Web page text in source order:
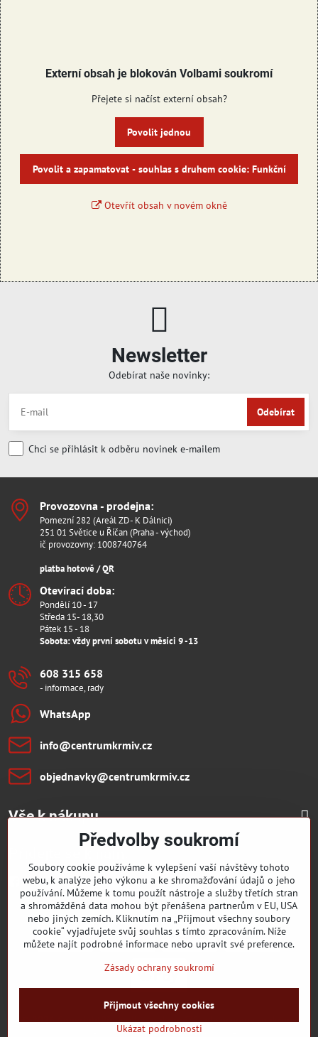
Externí obsah je blokován Volbami soukromí
Přejete si načíst externí obsah?
Povolit jednou
Povolit a zapamatovat - souhlas s druhem cookie: Funkční
Otevřít obsah v novém okně
Newsletter
Odebírat naše novinky:
Odebírat
Chci se přihlásit k odběru novinek e-mailem
Provozovna - prodejna:
Pomezní 282 (Areál ZD- K Dálnici)
251 01 Světice u Říčan (Praha - východ)
ič provozovny: 1008740764
platba hotově / QR
Otevírací doba:
Pondělí 10 - 17
Středa 15- 18,30
Pátek 15 - 18
Sobota: vždy první sobotu v měsíci 9 -13
608 315 658
- informace, rady
WhatsApp
info​@centrumkrmiv​.cz
objednavky​@centrumkrmiv​.cz
Vše k nákupu
Facebook Youtube
©2026CopyrightPředvolby soukromíZásady ochrany soukromí
Předvolby soukromí
Soubory cookie používáme k vylepšení vaší návštěvy tohoto
webu, k analýze jeho výkonu a ke shromažďování údajů o jeho
používání. Můžeme k tomu použít nástroje a služby třetích stran
a shromážděná data mohou být přenášena partnerům v EU, USA
nebo jiných zemích. Kliknutím na „Přijmout všechny soubory
cookie“ vyjadřujete svůj souhlas s tímto zpracováním. Níže
můžete najít podrobné informace nebo upravit své preference.
Zásady ochrany soukromí
Ukázat podrobnosti
Přijmout všechny cookies